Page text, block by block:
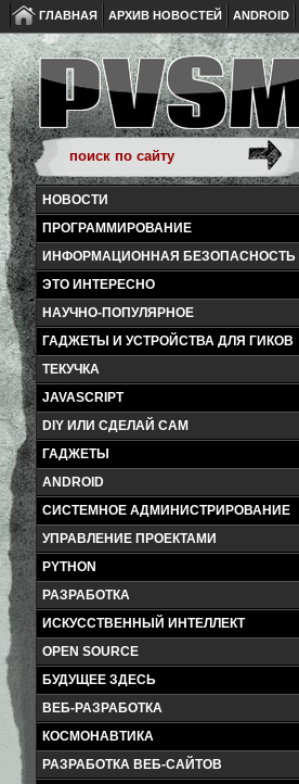
ГЛАВНАЯ АРХИВ НОВОСТЕЙ ANDROID
НОВОСТИ
ПРОГРАММИРОВАНИЕ
ИНФОРМАЦИОННАЯ БЕЗОПАСНОСТЬ
ЭТО ИНТЕРЕСНО
НАУЧНО-ПОПУЛЯРНОЕ
ГАДЖЕТЫ И УСТРОЙСТВА ДЛЯ ГИКОВ
ТЕКУЧКА
JAVASCRIPT
DIY ИЛИ СДЕЛАЙ САМ
ГАДЖЕТЫ
ANDROID
СИСТЕМНОЕ АДМИНИСТРИРОВАНИЕ
УПРАВЛЕНИЕ ПРОЕКТАМИ
PYTHON
РАЗРАБОТКА
ИСКУССТВЕННЫЙ ИНТЕЛЛЕКТ
OPEN SOURCE
БУДУЩЕЕ ЗДЕСЬ
ВЕБ-РАЗРАБОТКА
КОСМОНАВТИКА
РАЗРАБОТКА ВЕБ-САЙТОВ